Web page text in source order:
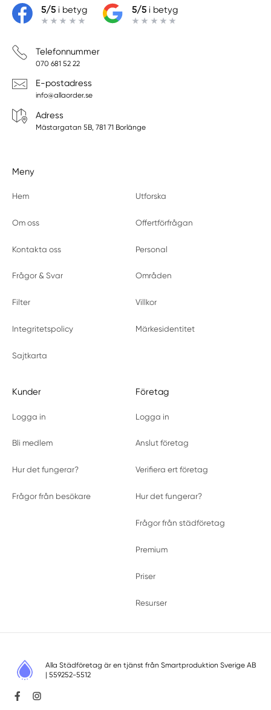
5/5i betyg 5/5i betyg
Telefonnummer
070 681 52 22
E-postadress
info@allaorder.se
Adress
Mästargatan 5B, 781 71 Borlänge
Meny
Hem Utforska
Om oss Offertförfrågan
Kontakta oss Personal
Frågor & Svar Områden
Filter Villkor
Integritetspolicy Märkesidentitet
Sajtkarta
Kunder
Logga in
Bli medlem
Hur det fungerar?
Frågor från besökare
Företag
Logga in
Anslut företag
Verifiera ert företag
Hur det fungerar?
Frågor från städföretag
Premium
Priser
Resurser
Alla Städföretag är en tjänst från Smartproduktion Sverige AB
| 559252-5512